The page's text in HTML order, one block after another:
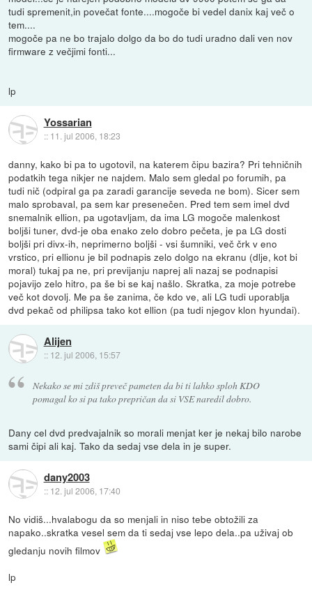
tudi spremenit,in povečat fonte....mogoče bi vedel danix kaj več o
tem....
mogoče pa ne bo trajalo dolgo da bo do tudi uradno dali ven nov
firmware z večjimi fonti...
lp
Yossarian
:: 11. jul 2006, 18:23
danny, kako bi pa to ugotovil, na katerem čipu bazira? Pri tehničnih
podatkih tega nikjer ne najdem. Malo sem gledal po forumih, pa
tudi nič (odpiral ga pa zaradi garancije seveda ne bom). Sicer sem
malo sprobaval, pa sem kar presenečen. Pred tem sem imel dvd
snemalnik ellion, pa ugotavljam, da ima LG mogoče malenkost
boljši tuner, dvd-je oba enako zelo dobro pečeta, je pa LG dosti
boljši pri divx-ih, neprimerno boljši - vsi šumniki, več črk v eno
vrstico, pri ellionu je bil podnapis zelo dolgo na ekranu (dlje, kot bi
moral) tukaj pa ne, pri previjanju naprej ali nazaj se podnapisi
pojavijo zelo hitro, pa še bi se kaj našlo. Skratka, za moje potrebe
več kot dovolj. Me pa še zanima, če kdo ve, ali LG tudi uporablja
dvd pekač od philipsa tako kot ellion (pa tudi njegov klon hyundai).
Alijen
:: 12. jul 2006, 15:57
Nekako se mi zdiš preveč pameten da bi ti lahko sploh KDO
pomagal ko si pa tako prepričan da si VSE naredil dobro.
Dany cel dvd predvajalnik so morali menjat ker je nekaj bilo narobe
sami čipi ali kaj. Tako da sedaj vse dela in je super.
dany2003
:: 12. jul 2006, 17:40
No vidiš...hvalabogu da so menjali in niso tebe obtožili za
napako..skratka vesel sem da ti sedaj vse lepo dela..pa uživaj ob
gledanju novih filmov
lp